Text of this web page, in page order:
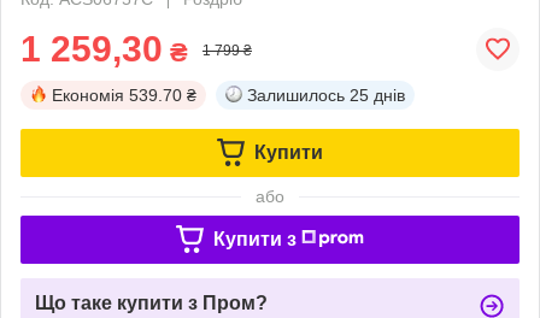
1 259,30 ₴ 1 799 ₴
Економія 539.70 ₴ Залишилось 25 днів
Купити
або
Купити з
Що таке купити з Пром?